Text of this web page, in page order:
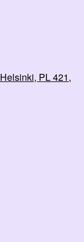
PL 421,